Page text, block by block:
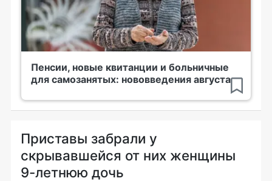
Пенсии, новые квитанции и больничные
для самозанятых: нововведения августа
Приставы забрали у
скрывавшейся от них женщины
9-летнюю дочь